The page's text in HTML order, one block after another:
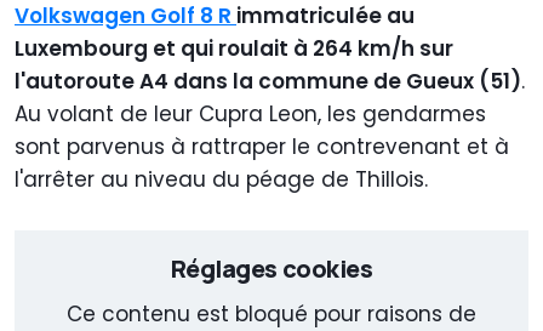
Volkswagen Golf 8 R immatriculée au
Luxembourg et qui roulait à 264 km/h sur
l'autoroute A4 dans la commune de Gueux (51).
Au volant de leur Cupra Leon, les gendarmes
sont parvenus à rattraper le contrevenant et à
l'arrêter au niveau du péage de Thillois.
Réglages cookies
Ce contenu est bloqué pour raisons de